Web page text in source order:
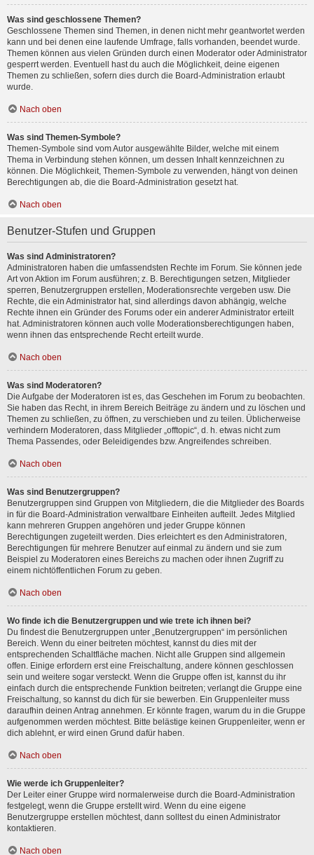
Was sind geschlossene Themen?
Geschlossene Themen sind Themen, in denen nicht mehr geantwortet werden
kann und bei denen eine laufende Umfrage, falls vorhanden, beendet wurde.
Themen können aus vielen Gründen durch einen Moderator oder Administrator
gesperrt werden. Eventuell hast du auch die Möglichkeit, deine eigenen
Themen zu schließen, sofern dies durch die Board-Administration erlaubt
wurde.
Nach oben
Was sind Themen-Symbole?
Themen-Symbole sind vom Autor ausgewählte Bilder, welche mit einem
Thema in Verbindung stehen können, um dessen Inhalt kennzeichnen zu
können. Die Möglichkeit, Themen-Symbole zu verwenden, hängt von deinen
Berechtigungen ab, die die Board-Administration gesetzt hat.
Nach oben
Benutzer-Stufen und Gruppen
Was sind Administratoren?
Administratoren haben die umfassendsten Rechte im Forum. Sie können jede
Art von Aktion im Forum ausführen; z. B. Berechtigungen setzen, Mitglieder
sperren, Benutzergruppen erstellen, Moderationsrechte vergeben usw. Die
Rechte, die ein Administrator hat, sind allerdings davon abhängig, welche
Rechte ihnen ein Gründer des Forums oder ein anderer Administrator erteilt
hat. Administratoren können auch volle Moderationsberechtigungen haben,
wenn ihnen das entsprechende Recht erteilt wurde.
Nach oben
Was sind Moderatoren?
Die Aufgabe der Moderatoren ist es, das Geschehen im Forum zu beobachten.
Sie haben das Recht, in ihrem Bereich Beiträge zu ändern und zu löschen und
Themen zu schließen, zu öffnen, zu verschieben und zu teilen. Üblicherweise
verhindern Moderatoren, dass Mitglieder „offtopic“, d. h. etwas nicht zum
Thema Passendes, oder Beleidigendes bzw. Angreifendes schreiben.
Nach oben
Was sind Benutzergruppen?
Benutzergruppen sind Gruppen von Mitgliedern, die die Mitglieder des Boards
in für die Board-Administration verwaltbare Einheiten aufteilt. Jedes Mitglied
kann mehreren Gruppen angehören und jeder Gruppe können
Berechtigungen zugeteilt werden. Dies erleichtert es den Administratoren,
Berechtigungen für mehrere Benutzer auf einmal zu ändern und sie zum
Beispiel zu Moderatoren eines Bereichs zu machen oder ihnen Zugriff zu
einem nichtöffentlichen Forum zu geben.
Nach oben
Wo finde ich die Benutzergruppen und wie trete ich ihnen bei?
Du findest die Benutzergruppen unter „Benutzergruppen“ im persönlichen
Bereich. Wenn du einer beitreten möchtest, kannst du dies mit der
entsprechenden Schaltfläche machen. Nicht alle Gruppen sind allgemein
offen. Einige erfordern erst eine Freischaltung, andere können geschlossen
sein und weitere sogar versteckt. Wenn die Gruppe offen ist, kannst du ihr
einfach durch die entsprechende Funktion beitreten; verlangt die Gruppe eine
Freischaltung, so kannst du dich für sie bewerben. Ein Gruppenleiter muss
daraufhin deinen Antrag annehmen. Er könnte fragen, warum du in die Gruppe
aufgenommen werden möchtest. Bitte belästige keinen Gruppenleiter, wenn er
dich ablehnt, er wird einen Grund dafür haben.
Nach oben
Wie werde ich Gruppenleiter?
Der Leiter einer Gruppe wird normalerweise durch die Board-Administration
festgelegt, wenn die Gruppe erstellt wird. Wenn du eine eigene
Benutzergruppe erstellen möchtest, dann solltest du einen Administrator
kontaktieren.
Nach oben